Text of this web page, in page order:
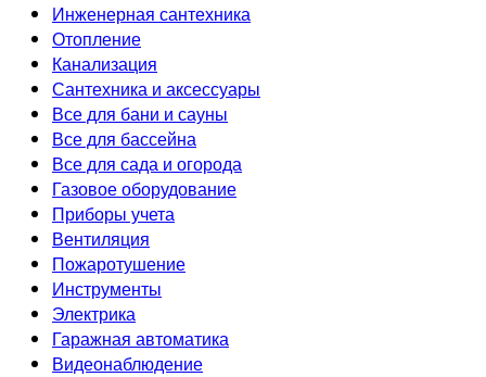
Инженерная сантехника
Отопление
Канализация
Сантехника и аксессуары
Все для бани и сауны
Все для бассейна
Все для сада и огорода
Газовое оборудование
Приборы учета
Вентиляция
Пожаротушение
Инструменты
Электрика
Гаражная автоматика
Видеонаблюдение